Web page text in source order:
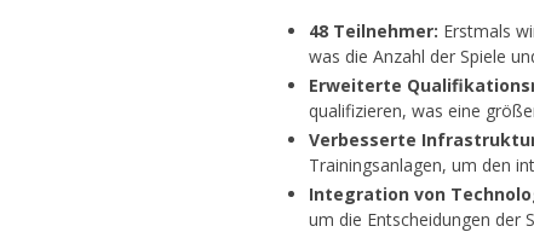
48 Teilnehmer: Erstmals
was die Anzahl der Spiele
Erweiterte
qualifizieren, was eine
Verbesserte
Trainingsanlagen, um den
Integration von
um die Entscheidungen der